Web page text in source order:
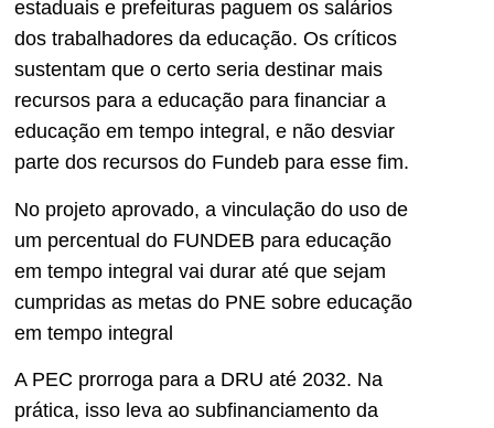
estaduais e prefeituras paguem os salários
dos trabalhadores da educação. Os críticos
sustentam que o certo seria destinar mais
recursos para a educação para financiar a
educação em tempo integral, e não desviar
parte dos recursos do Fundeb para esse fim.
No projeto aprovado, a vinculação do uso de
um percentual do FUNDEB para educação
em tempo integral vai durar até que sejam
cumpridas as metas do PNE sobre educação
em tempo integral
A PEC prorroga para a DRU até 2032. Na
prática, isso leva ao subfinanciamento da